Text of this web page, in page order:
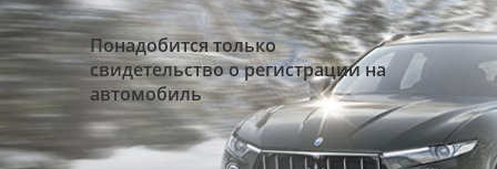
Понадобится только
свидетельство о регистрации на
автомобиль